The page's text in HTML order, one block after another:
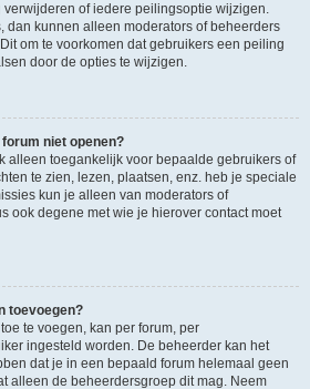
of iedere peilingsoptie wijzigen.
dan kunnen alleen moderators of beheerders
om te voorkomen dat gebruikers een peiling
door de opties te wijzigen.
niet openen?
alleen toegankelijk voor bepaalde gebruikers of
te zien, lezen, plaatsen, enz. heb je speciale
kun je alleen van moderators of
ook degene met wie je hierover contact moet
toevoegen?
te voegen, kan per forum, per
ingesteld worden. De beheerder kan het
dat je in een bepaald forum helemaal geen
alleen de beheerdersgroep dit mag. Neem